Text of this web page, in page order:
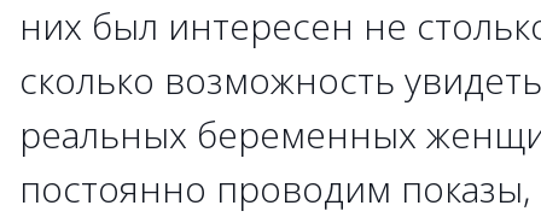
них был интересен не
сколько возможность
реальных беременных
постоянно проводим